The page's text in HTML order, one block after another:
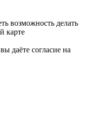
возможность делать
карте
даёте согласие на